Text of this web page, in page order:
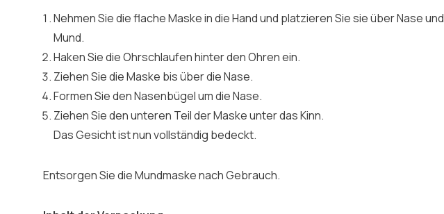
Nehmen Sie die flache Maske in die Hand und platzieren Sie sie über Nase und
Mund.
Haken Sie die Ohrschlaufen hinter den Ohren ein.
Ziehen Sie die Maske bis über die Nase.
Formen Sie den Nasenbügel um die Nase.
Ziehen Sie den unteren Teil der Maske unter das Kinn.
Das Gesicht ist nun vollständig bedeckt.
Entsorgen Sie die Mundmaske nach Gebrauch.